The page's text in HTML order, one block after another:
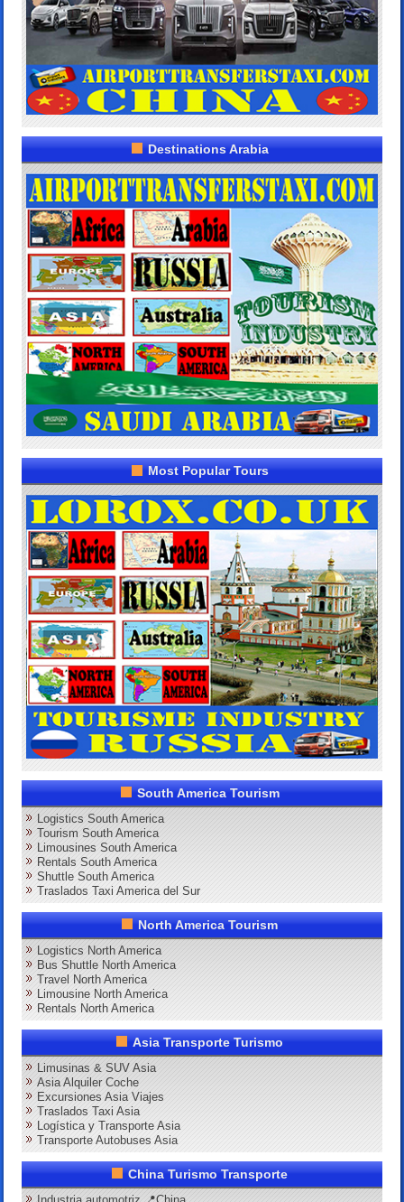
Destinations Arabia
Most Popular Tours
South America Tourism
Logistics South America
Tourism South America
Limousines South America
Rentals South America
Shuttle South America
Traslados Taxi America del Sur
North America Tourism
Logistics North America
Bus Shuttle North America
Travel North America
Limousine North America
Rentals North America
Asia Transporte Turismo
Limusinas & SUV Asia
Asia Alquiler Coche
Excursiones Asia Viajes
Traslados Taxi Asia
Logística y Transporte Asia
Transporte Autobuses Asia
China Turismo Transporte